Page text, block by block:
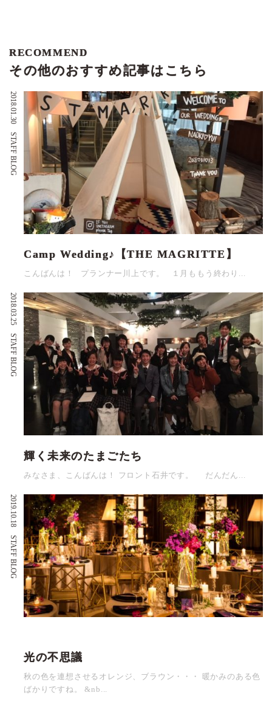
RECOMMEND
その他のおすすめ記事はこちら
2018.01.30
STAFF BLOG
Camp Wedding♪【THE MAGRITTE】
こんばんは！ プランナー川上です。 １月ももう終わり...
2018.03.25
STAFF BLOG
輝く未来のたまごたち
みなさま、こんばんは！ フロント石井です。 だんだん...
2019.10.18
STAFF BLOG
光の不思議
秋の色を連想させるオレンジ、ブラウン・・・ 暖かみのある色
ばかりですね。 &nb...